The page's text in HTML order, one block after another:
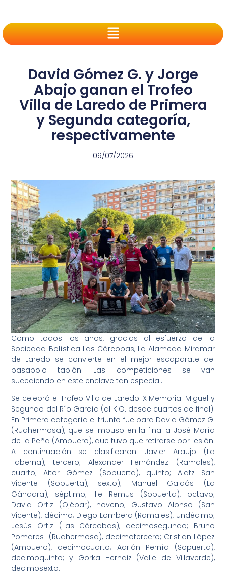
David Gómez G. y Jorge
Abajo ganan el Trofeo
Villa de Laredo de Primera
y Segunda categoría,
respectivamente
09/07/2026
Como todos los años, gracias al esfuerzo de la
Sociedad Bolística Las Cárcobas, La Alameda Miramar
de Laredo se convierte en el mejor escaparate del
pasabolo tablón. Las competiciones se van
sucediendo en este enclave tan especial.
Se celebró el Trofeo Villa de Laredo-X Memorial Miguel y
Segundo del Río García (al K.O. desde cuartos de final).
En Primera categoría el triunfo fue para David Gómez G.
(Ruahermosa), que se impuso en la final a José María
de la Peña (Ampuero), que tuvo que retirarse por lesión.
A continuación se clasificaron: Javier Araujo (La
Taberna), tercero; Alexander Fernández (Ramales),
cuarto; Aitor Gómez (Sopuerta), quinto; Alatz San
Vicente (Sopuerta), sexto); Manuel Galdós (La
Gándara), séptimo; Ilie Remus (Sopuerta), octavo;
David Ortiz (Ojébar), noveno; Gustavo Alonso (San
Vicente), décimo; Diego Lombera (Ramales), undécimo;
Jesús Ortiz (Las Cárcobas), decimosegundo; Bruno
Pomares (Ruahermosa), decimotercero; Cristian López
(Ampuero), decimocuarto; Adrián Pernía (Sopuerta),
decimoquinto; y Gorka Hernaiz (Valle de Villaverde),
decimosexto.